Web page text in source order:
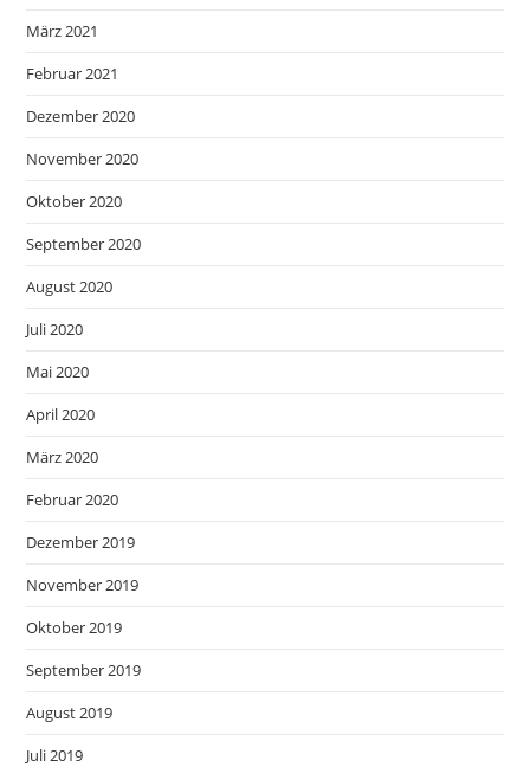
März 2021
Februar 2021
Dezember 2020
November 2020
Oktober 2020
September 2020
August 2020
Juli 2020
Mai 2020
April 2020
März 2020
Februar 2020
Dezember 2019
November 2019
Oktober 2019
September 2019
August 2019
Juli 2019